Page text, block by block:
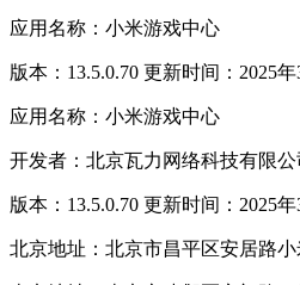
应用名称：小米游戏中心
版本：13.5.0.70 更新时间：2025年
应用名称：小米游戏中心
开发者：北京瓦力网络科技有限公
版本：13.5.0.70 更新时间：2025年
北京地址：北京市昌平区安居路小